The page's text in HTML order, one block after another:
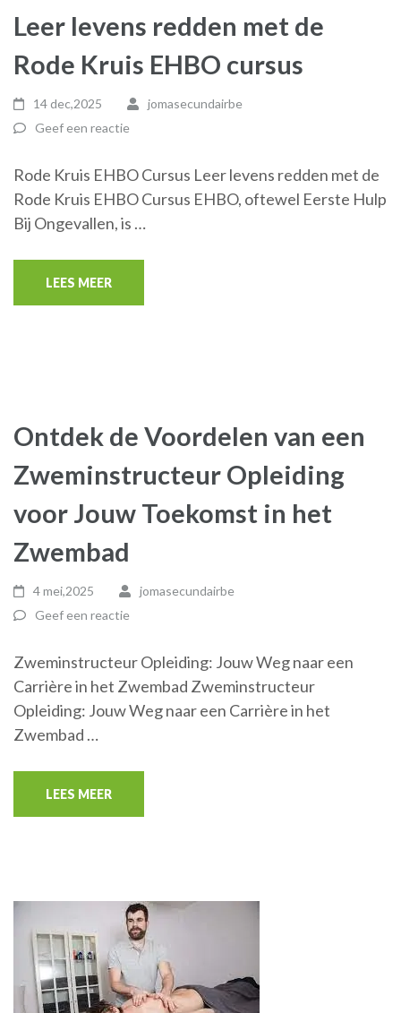
Leer levens redden met de
Rode Kruis EHBO cursus
14 dec,2025
jomasecundairbe
Geef een reactie
Rode Kruis EHBO Cursus Leer levens redden met de
Rode Kruis EHBO Cursus EHBO, oftewel Eerste Hulp
Bij Ongevallen, is …
LEES MEER
Ontdek de Voordelen van een
Zweminstructeur Opleiding
voor Jouw Toekomst in het
Zwembad
4 mei,2025
jomasecundairbe
Geef een reactie
Zweminstructeur Opleiding: Jouw Weg naar een
Carrière in het Zwembad Zweminstructeur
Opleiding: Jouw Weg naar een Carrière in het
Zwembad …
LEES MEER